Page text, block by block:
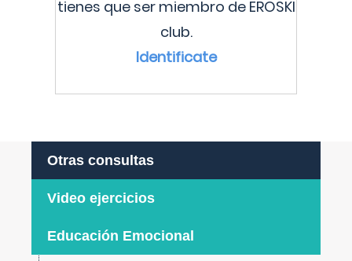
tienes que ser miembro de EROSKI
club.
Identificate
Otras consultas
Video ejercicios
Educación Emocional